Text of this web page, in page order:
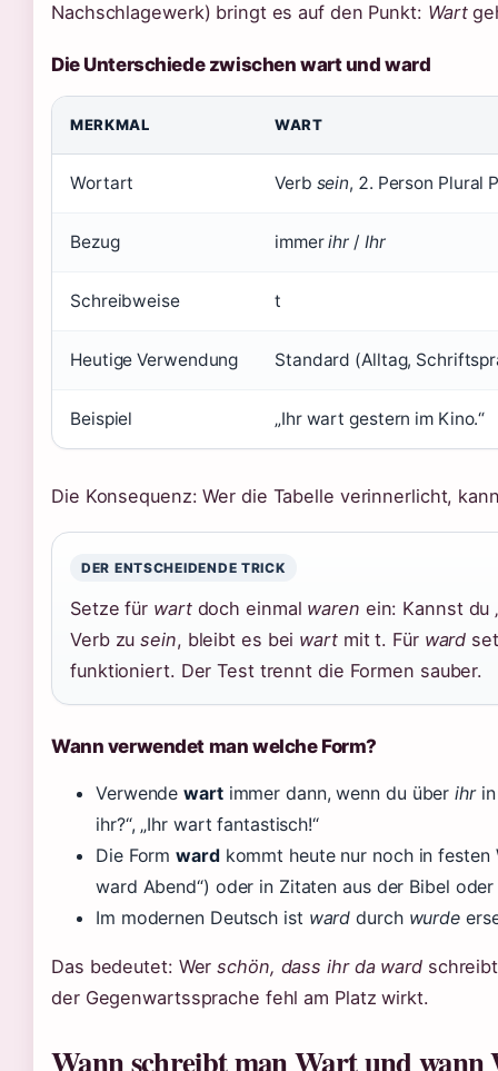
Nachschlagewerk) bringt es auf den Punkt: Wart
Die Unterschiede zwischen wart und ward
MERKMAL WART
Wortart Verb sein, 2. Person Plural
Bezug immerihr / Ihr
Schreibweise t
Heutige Verwendung Standard (Alltag,
Beispiel „Ihr wart gestern im Kino.“
Die Konsequenz: Wer die Tabelle verinnerlicht,
DER ENTSCHEIDENDE TRICK
Setze für wartdoch einmal waren ein: Kannst du
Verb zusein, bleibt es bei wartmit t. Für ward
funktioniert. Der Test trennt die Formen sauber.
Wann verwendet man welche Form?
Verwendewartimmer dann, wenn du überihrin
ihr?“, „Ihr wart fantastisch!“
Die Formwardkommt heute nur noch in festen
ward Abend“) oder in Zitaten aus der Bibel
Im modernen Deutsch ist ward durch wurde
Das bedeutet: Werschön, dass ihr da ward
der Gegenwartssprache fehl am Platz wirkt.
Wann schreibt man Wart und wann